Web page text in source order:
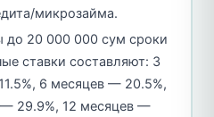
микрозайма.
20 000 000 сум сроки
ставки составляют: 3
6 месяцев — 20.5%,
29.9%, 12 месяцев —